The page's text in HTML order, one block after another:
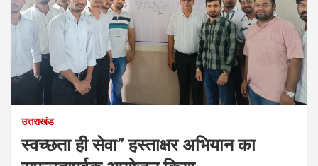
उत्तराखंड
स्वच्छता ही सेवा” हस्ताक्षर अभियान का